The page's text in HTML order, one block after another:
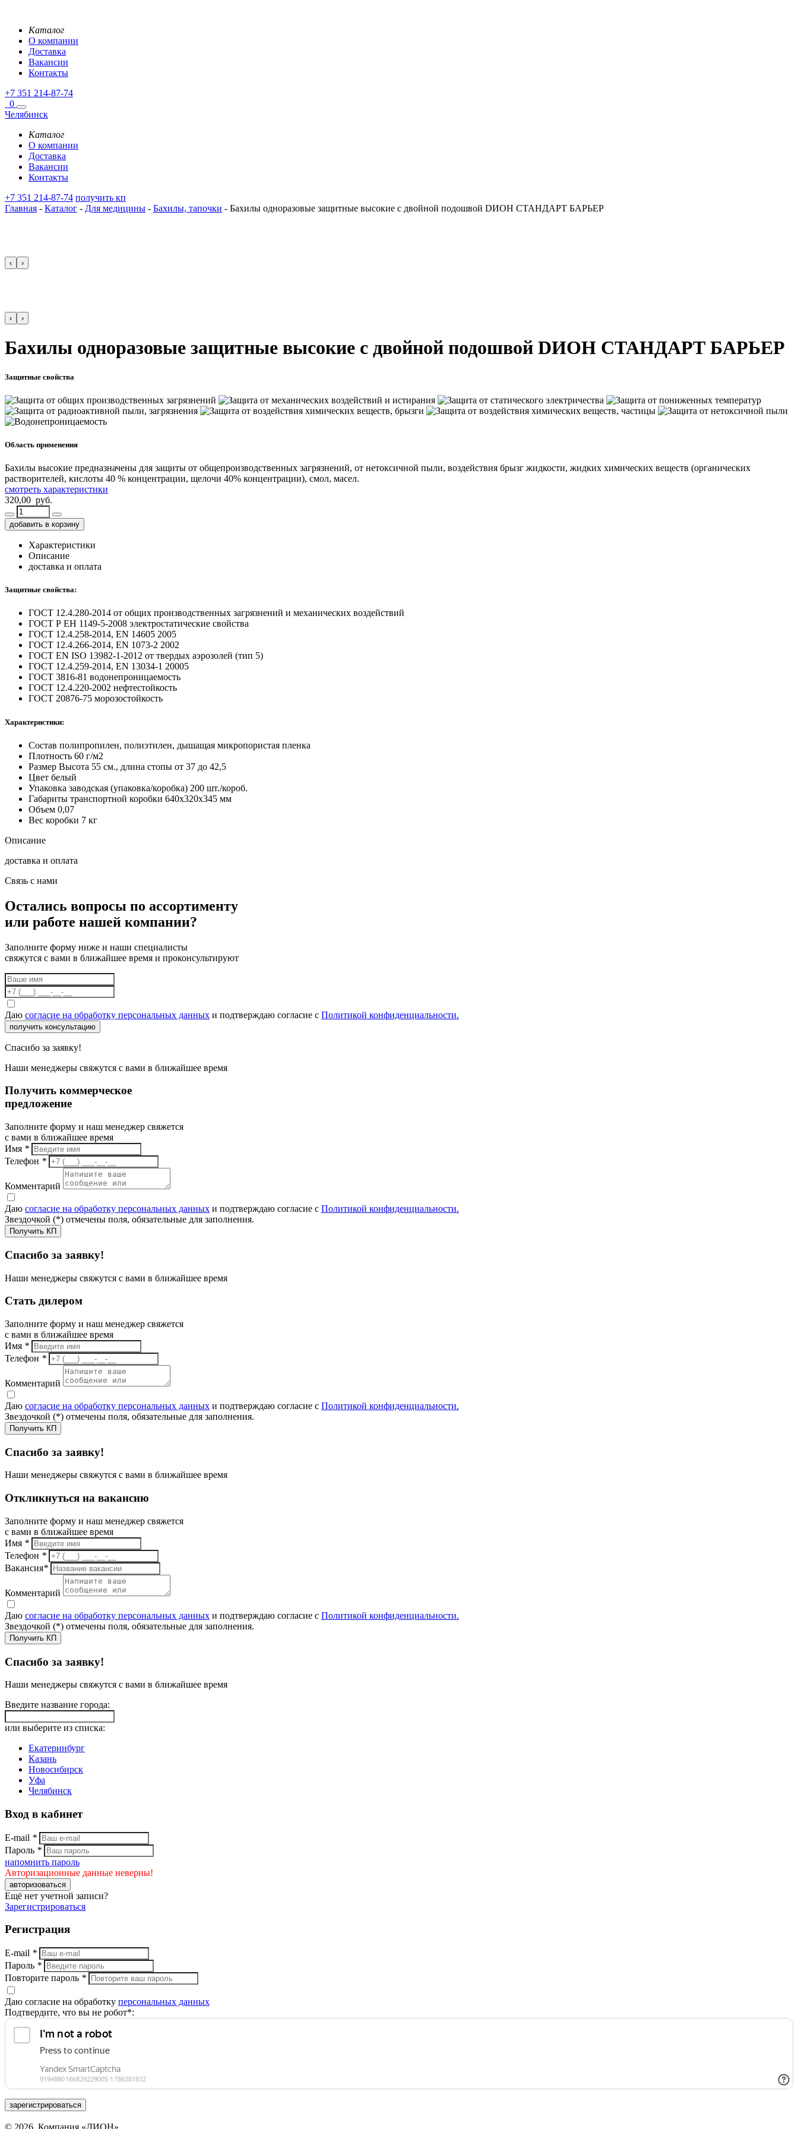
Каталог
О компании
Доставка
Вакансии
Контакты
+7 351 214-87-74
0
Челябинск
Каталог
О компании
Доставка
Вакансии
Контакты
+7 351 214-87-74 получить кп
Главная - Каталог - Для медицины - Бахилы, тапочки - Бахилы одноразовые защитные высокие с двойной подошвой DИОН СТАНДАРТ БАРЬЕР
‹ ›
‹ ›
Бахилы одноразовые защитные высокие с двойной подошвой DИОН СТАНДАРТ БАРЬЕР
Защитные свойства
Область применения
Бахилы высокие предназначены для защиты от общепроизводственных загрязнений, от нетоксичной пыли, воздействия брызг жидкости, жидких химических веществ (органических
растворителей, кислоты 40 % концентрации, щелочи 40% концентрации), смол, масел.
смотреть характеристики
320,00 руб.
добавить в корзину
Характеристики
Описание
доставка и оплата
Защитные свойства:
ГОСТ 12.4.280-2014 от общих производственных загрязнений и механических воздействий
ГОСТ Р ЕН 1149-5-2008 электростатические свойства
ГОСТ 12.4.258-2014, EN 14605 2005
ГОСТ 12.4.266-2014, EN 1073-2 2002
ГОСТ EN ISO 13982-1-2012 от твердых аэрозолей (тип 5)
ГОСТ 12.4.259-2014, EN 13034-1 20005
ГОСТ 3816-81 водонепроницаемость
ГОСТ 12.4.220-2002 нефтестойкость
ГОСТ 20876-75 морозостойкость
Характеристики:
Состав полипропилен, полиэтилен, дышащая микропористая пленка
Плотность 60 г/м2
Размер Высота 55 см., длина стопы от 37 до 42,5
Цвет белый
Упаковка заводская (упаковка/коробка) 200 шт./короб.
Габариты транспортной коробки 640х320х345 мм
Объем 0,07
Вес коробки 7 кг
Описание
доставка и оплата
Связь с нами
Остались вопросы по ассортименту
или работе нашей компании?
Заполните форму ниже и наши специалисты
свяжутся с вами в ближайшее время и проконсультируют
Даю согласие на обработку персональных данных и подтверждаю согласие с Политикой конфиденциальности.
получить консультацию
Спасибо за заявку!
Наши менеджеры свяжутся с вами в ближайшее время
Получить коммерческое
предложение
Заполните форму и наш менеджер свяжется
с вами в ближайшее время
Имя *
Телефон *
Комментарий
Даю согласие на обработку персональных данных и подтверждаю согласие с Политикой конфиденциальности.
Звездочкой (*) отмечены поля, обязательные для заполнения.
Получить КП
Спасибо за заявку!
Наши менеджеры свяжутся с вами в ближайшее время
Стать дилером
Заполните форму и наш менеджер свяжется
с вами в ближайшее время
Имя *
Телефон *
Комментарий
Даю согласие на обработку персональных данных и подтверждаю согласие с Политикой конфиденциальности.
Звездочкой (*) отмечены поля, обязательные для заполнения.
Получить КП
Спасибо за заявку!
Наши менеджеры свяжутся с вами в ближайшее время
Откликнуться на вакансию
Заполните форму и наш менеджер свяжется
с вами в ближайшее время
Имя *
Телефон *
Вакансия*
Комментарий
Даю согласие на обработку персональных данных и подтверждаю согласие с Политикой конфиденциальности.
Звездочкой (*) отмечены поля, обязательные для заполнения.
Получить КП
Спасибо за заявку!
Наши менеджеры свяжутся с вами в ближайшее время
Введите название города:
или выберите из списка:
Екатеринбург
Казань
Новосибирск
Уфа
Челябинск
Вход в кабинет
E-mail *
Пароль *
напомнить пароль
Авторизационные данные неверны!
авторизоваться
Ещё нет учетной записи?
Зарегистрироваться
Регистрация
E-mail *
Пароль *
Повторите пароль *
Даю согласие на обработку персональных данных
Подтвердите, что вы не робот*:
зарегистрироваться